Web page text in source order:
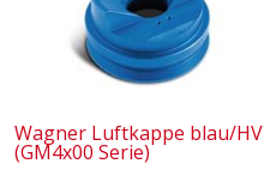
Wagner Luftkappe blau/HV
(GM4x00 Serie)